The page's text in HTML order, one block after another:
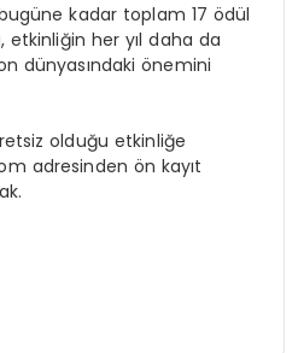
kadar toplam 17 ödül
etkinliğin her yıl daha da
dünyasındaki önemini
olduğu etkinliğe
adresinden ön kayıt